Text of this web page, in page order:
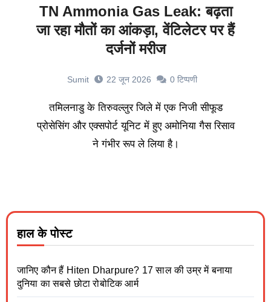
TN Ammonia Gas Leak: बढ़ता
जा रहा मौतों का आंकड़ा, वेंटिलेटर पर हैं
दर्जनों मरीज
Sumit 22 जून 2026 0 टिप्पणी
तमिलनाडु के तिरुवल्लुर जिले में एक निजी सीफूड
प्रोसेसिंग और एक्सपोर्ट यूनिट में हुए अमोनिया गैस रिसाव
ने गंभीर रूप ले लिया है।
हाल के पोस्ट
जानिए कौन हैं Hiten Dharpure? 17 साल की उम्र में बनाया
दुनिया का सबसे छोटा रोबोटिक आर्म